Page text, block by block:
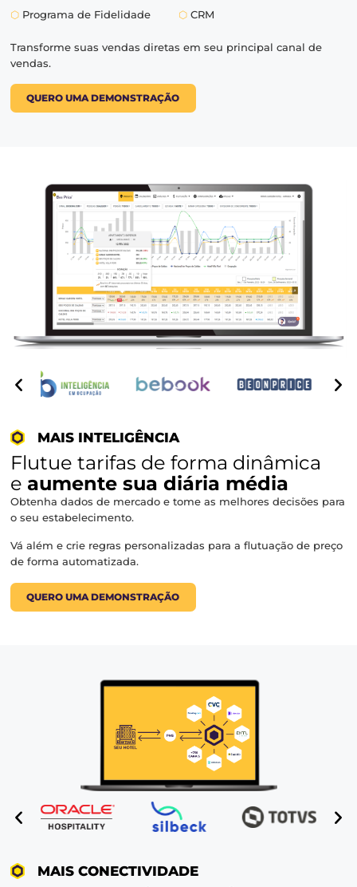
MAIS RESERVAS DIRETAS
Maior rentabilidadecom
diretas.
Conjunto de soluções integradas para gerar mais
diretas, atraindo e fidelizando os seus hóspedes:
⬡Website ⬡Motor de Reservas
Central de Reservas
⬡Programa de Fidelidade ⬡
Transforme suas vendas diretas em seu principal
vendas.
QUERO UMA DEMONSTRAÇÃO